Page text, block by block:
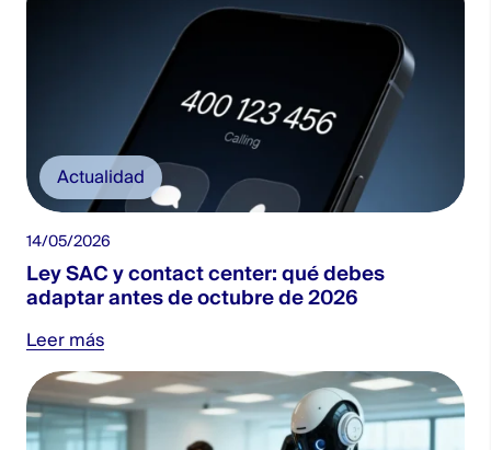
Actualidad
14/05/2026
Ley SAC y contact center: qué debes
adaptar antes de octubre de 2026
Leer más